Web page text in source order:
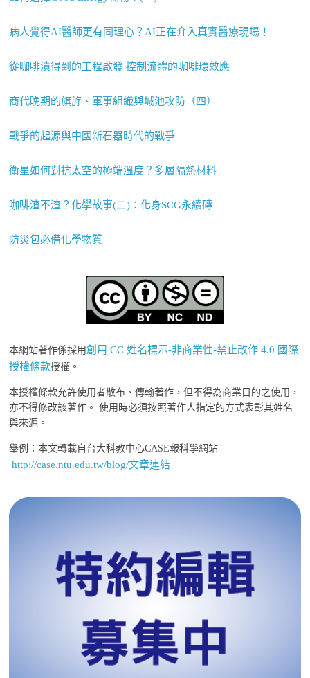
病人覺得AI醫師更有同理心？AI正在介入真實醫療現場！
從咖啡漬得到的工程啟發 控制流體的咖啡環效應
商代晚期的旗斿、軍事組織與城池攻防（四）
戰爭的起源與中國新石器時代的戰爭
衛星如何對抗太空的極端溫度？多層隔熱材料
咖啡渣不渣？化學故事(二)：化身SCG永續磚
防災包必備化學物質
本網站著作係採用創用 CC 姓名標示-非商業性-禁止改作 4.0 國際
授權條款授權。
本授權條款允許使用者散布、傳輸著作，但不得為商業目的之使用，
亦不得修改該著作。 使用時必須按照著作人指定的方式表彰其姓名
與來源。
舉例：本文轉載自台大科教中心CASE報科學網站
http://case.ntu.edu.tw/blog/文章連結